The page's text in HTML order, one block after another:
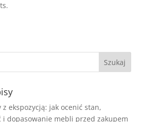
ekspozycją: jak ocenić stan,
i dopasowanie mebli przed zakupem